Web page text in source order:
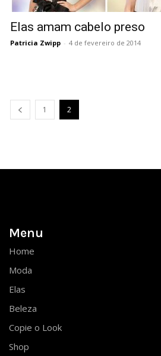
Elas amam cabelo preso
Patricia Zwipp - 4 de fevereiro de 2014
1 2
Menu
Home
Moda
Elas
Beleza
Copie o Look
Shop